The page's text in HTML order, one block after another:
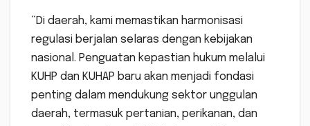
“Di daerah, kami memastikan harmonisasi
regulasi berjalan selaras dengan kebijakan
nasional. Penguatan kepastian hukum melalui
KUHP dan KUHAP baru akan menjadi fondasi
penting dalam mendukung sektor unggulan
daerah, termasuk pertanian, perikanan, dan